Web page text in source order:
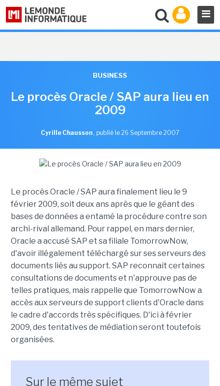
BUSINESS
Le procès Oracle / SAP aura lieu en
2009
Cyrille Chausson , publié le 26 Septembre 2007
Le procès Oracle / SAP aura finalement lieu le 9
février 2009, soit deux ans après que le géant des
bases de données a entamé la procédure contre son
archi-rival allemand. Pour rappel, en mars dernier,
Oracle a accusé SAP et sa filiale TomorrowNow,
d'avoir illégalement téléchargé sur ses serveurs des
documents liés au support. SAP reconnaît certaines
consultations de documents et n'approuve pas de
telles pratiques, mais rappelle que TomorrowNow a
accès aux serveurs de support clients d'Oracle dans
le cadre d'accords très spécifiques. D'ici à février
2009, des tentatives de médiation seront toutefois
organisées.
Sur le même sujet